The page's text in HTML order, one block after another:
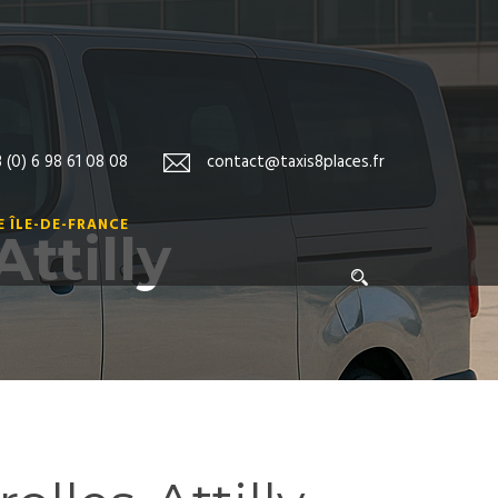
(0) 6 98 61 08 08 contact@taxis8places.fr
ÎLE-DE-FRANCE